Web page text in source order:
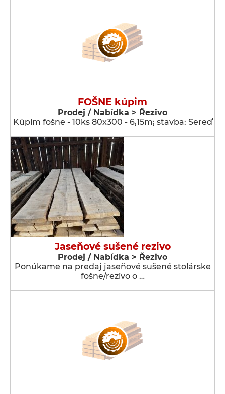
FOŠNE kúpim
Prodej / Nabídka > Řezivo
Kúpim fošne - 10ks 80x300 - 6,15m; stavba: Sereď
Jaseňové sušené rezivo
Prodej / Nabídka > Řezivo
Ponúkame na predaj jaseňové sušené stolárske
fošne/rezivo o …